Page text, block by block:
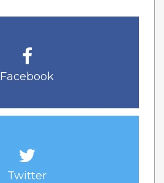
Facebook
Twitter